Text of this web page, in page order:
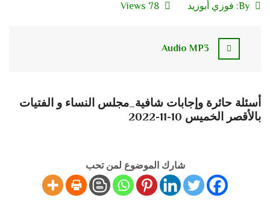
By: فوزي أبوزيد 78 Views
Audio MP3
أسئلة حائرة وإجابات شافية_مجلس النساء و الفتيات
بالأقصر الخميس 10-11-2022
شارك الموضوع لمن تحب